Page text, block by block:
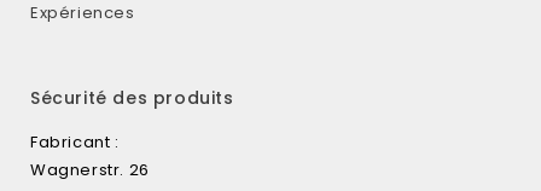
Expériences
Sécurité des produits
Fabricant :
Wagnerstr. 26